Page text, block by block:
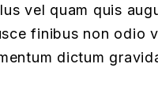
vel quam quis
finibus non odio
dictum